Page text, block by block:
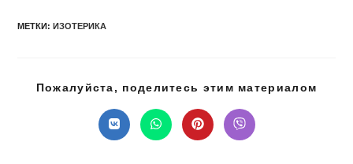
МЕТКИ : ИЗОТЕРИКА
Пожалуйста, поделитесь этим материалом
Открывается
в
Открывается
в
Открывается
в
Открывается
в